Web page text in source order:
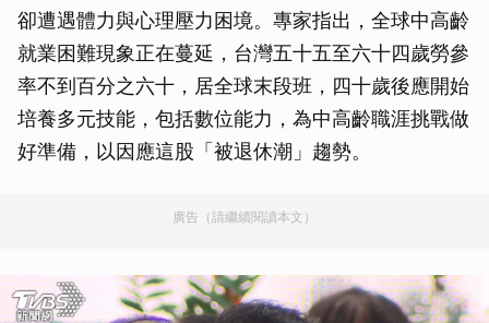
卻遭遇體力與心理壓力困境。專家指出，全球中高齡
就業困難現象正在蔓延，台灣五十五至六十四歲勞參
率不到百分之六十，居全球末段班，四十歲後應開始
培養多元技能，包括數位能力，為中高齡職涯挑戰做
好準備，以因應這股「被退休潮」趨勢。
廣告（請繼續閱讀本文）